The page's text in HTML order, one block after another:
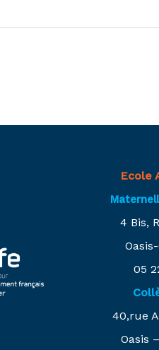
Ecole
4 Bis,
05
40,rue
Oasis